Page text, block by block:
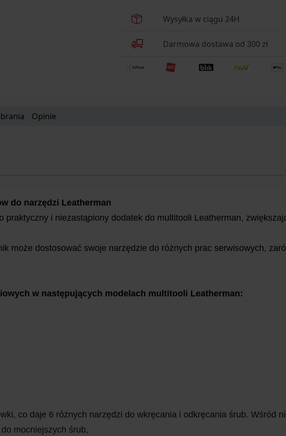
Wysyłka w ciągu 24H
Darmowa dostawa od 300 zł
Opinie
do narzędzi Leatherman
i niezastąpiony dodatek do multitooli Leatherman,
może dostosować swoje narzędzie do różnych prac serwisowych,
w następujących modelach multitooli Leatherman:
co daje 6 różnych narzędzi do wkręcania i odkręcania śrub. Wśród
mocniejszych śrub,